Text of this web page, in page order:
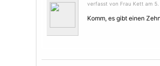
verfasst von Frau Kett am 5.
Komm, es gibt einen